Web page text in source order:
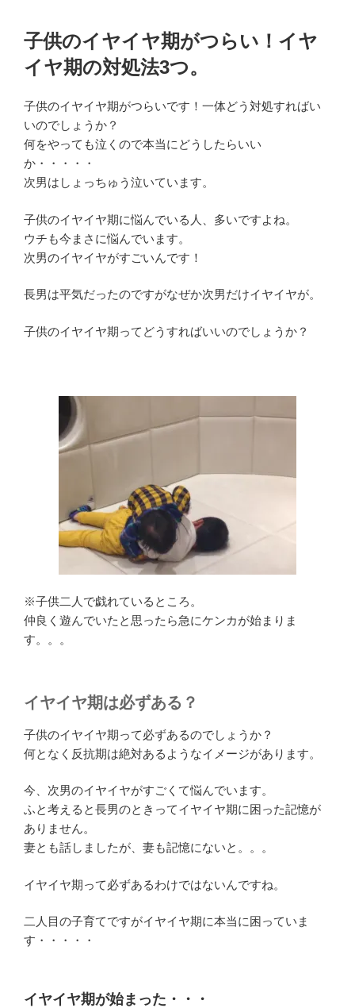
子供のイヤイヤ期がつらい！イヤ
イヤ期の対処法3つ。
子供のイヤイヤ期がつらいです！一体どう対処すればい
いのでしょうか？
何をやっても泣くので本当にどうしたらいい
か・・・・・
次男はしょっちゅう泣いています。
子供のイヤイヤ期に悩んでいる人、多いですよね。
ウチも今まさに悩んでいます。
次男のイヤイヤがすごいんです！
長男は平気だったのですがなぜか次男だけイヤイヤが。
子供のイヤイヤ期ってどうすればいいのでしょうか？
※子供二人で戯れているところ。
仲良く遊んでいたと思ったら急にケンカが始まりま
す。。。
イヤイヤ期は必ずある？
子供のイヤイヤ期って必ずあるのでしょうか？
何となく反抗期は絶対あるようなイメージがあります。
今、次男のイヤイヤがすごくて悩んでいます。
ふと考えると長男のときってイヤイヤ期に困った記憶が
ありません。
妻とも話しましたが、妻も記憶にないと。。。
イヤイヤ期って必ずあるわけではないんですね。
二人目の子育てですがイヤイヤ期に本当に困っていま
す・・・・・
イヤイヤ期が始まった・・・